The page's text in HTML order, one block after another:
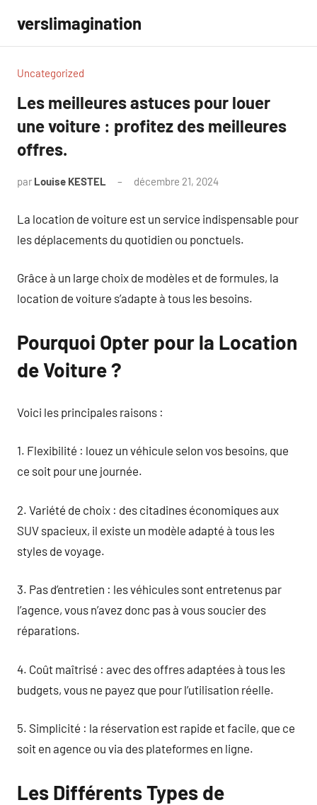
contenu
verslimagination
Uncategorized
Les meilleures astuces pour louer
une voiture : profitez des meilleures
offres.
par Louise KESTEL décembre 21, 2024
La location de voiture est un service indispensable pour
les déplacements du quotidien ou ponctuels.
Grâce à un large choix de modèles et de formules, la
location de voiture s’adapte à tous les besoins.
Pourquoi Opter pour la Location
de Voiture ?
Voici les principales raisons :
1. Flexibilité : louez un véhicule selon vos besoins, que
ce soit pour une journée.
2. Variété de choix : des citadines économiques aux
SUV spacieux, il existe un modèle adapté à tous les
styles de voyage.
3. Pas d’entretien : les véhicules sont entretenus par
l’agence, vous n’avez donc pas à vous soucier des
réparations.
4. Coût maîtrisé : avec des offres adaptées à tous les
budgets, vous ne payez que pour l’utilisation réelle.
5. Simplicité : la réservation est rapide et facile, que ce
soit en agence ou via des plateformes en ligne.
Les Différents Types de